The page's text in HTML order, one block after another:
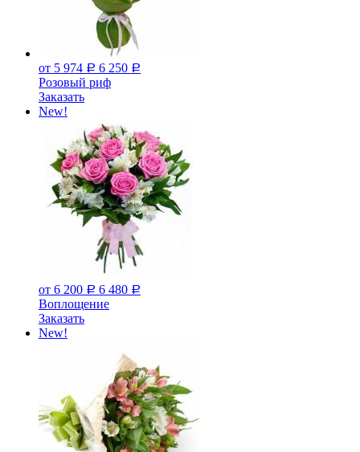
от 5 974 Р 6 250 Р
Розовый риф
Заказать
New!
от 6 200 Р 6 480 Р
Воплощение
Заказать
New!